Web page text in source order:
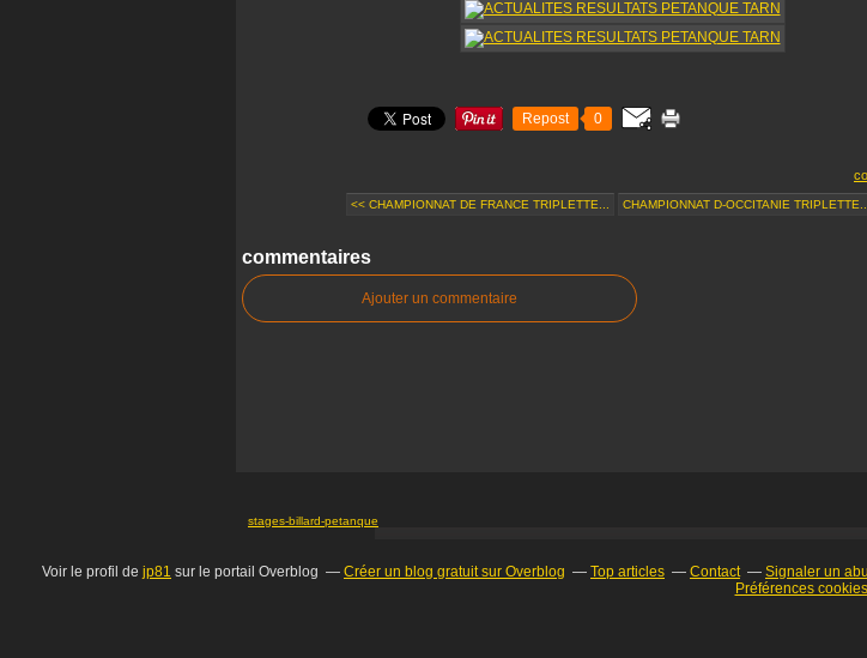
Repost 0
<< CHAMPIONNAT DE FRANCE TRIPLETTE... CHAMPIONNAT D-OCCITANIE
commentaires
Ajouter un commentaire
stages-billard-petanque
Voir le profil de jp81 sur le portail Overblog Créer un blog gratuit sur Overblog Top articles Contact Signaler un
Préférences cookies